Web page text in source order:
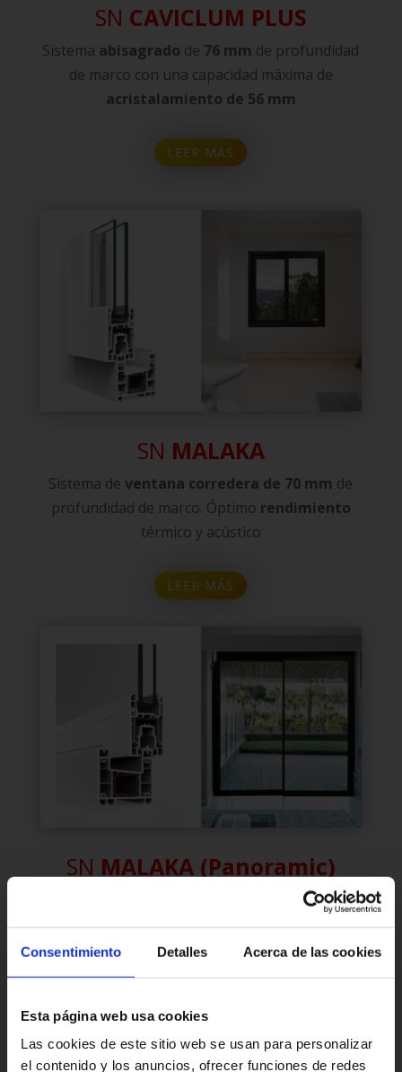
Consentimiento Detalles Acerca de las cookies
Esta página web usa cookies
Las cookies de este sitio web se usan para personalizar
el contenido y los anuncios, ofrecer funciones de redes
SN CAVICLUM PLUS
Sistema abisagrado de 76 mm de profundidad
de marco con una capacidad máxima de
acristalamiento de 56 mm
LEER MÁS
SN MALAKA
Sistema deventana corredera de 70 mm de
profundidad de marco. Óptimo rendimiento
térmico y acústico
LEER MÁS
SN MALAKA (Panoramic)
correderas de 70 mmde
profundidad de marco. Óptimorendimiento
térmico y acústico.Nudo central minimalista
LEER MÁS